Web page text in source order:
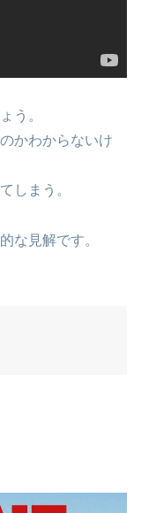
う。
かわからないけ
しまう。
な見解です。